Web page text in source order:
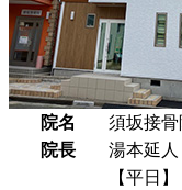
院名
須坂接骨
院長
湯本延人
【平日】